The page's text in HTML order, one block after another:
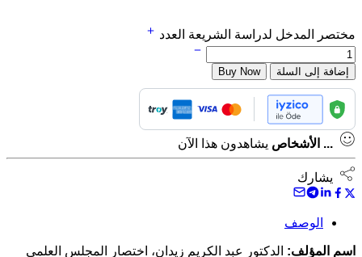
مختصر المدخل لدراسة الشريعة العدد
إضافة إلى السلة Buy Now
... الأشخاص يشاهدون هذا الآن
يشارك
الوصف
اسم المؤلف: الدكتور عبد الكريم زيدان، اختصار المجلس العلمي